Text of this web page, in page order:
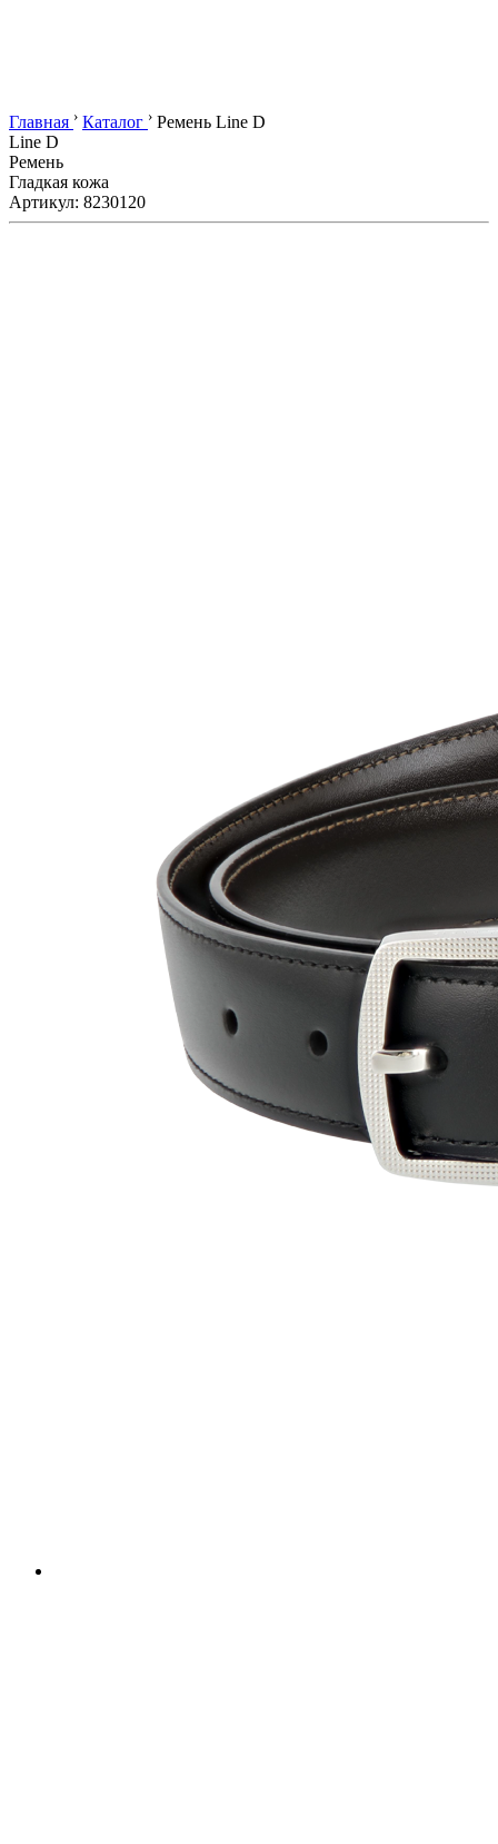
Главная › Каталог › Ремень Line D
Line D
Ремень
Гладкая кожа
Артикул: 8230120